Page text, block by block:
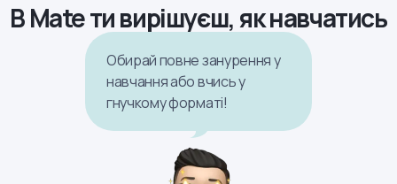
В Mate ти вирішуєш, як навчатись
Обирай повне занурення у
навчання або вчись у
гнучкому форматі!